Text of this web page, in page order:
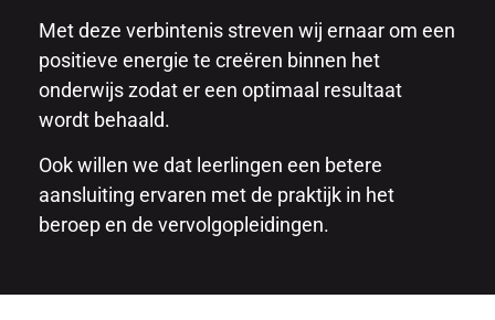
Met deze verbintenis streven wij ernaar om een
positieve energie te creëren binnen het
onderwijs zodat er een optimaal resultaat
wordt behaald.
Ook willen we dat leerlingen een betere
aansluiting ervaren met de praktijk in het
beroep en de vervolgopleidingen.